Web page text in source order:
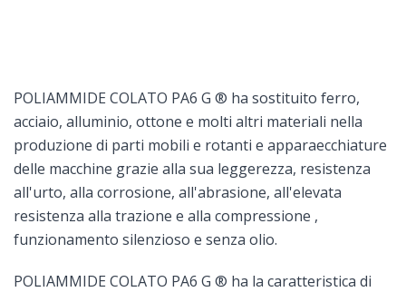
POLIAMMIDE COLATO PA6 G ® ha sostituito ferro,
acciaio, alluminio, ottone e molti altri materiali nella
produzione di parti mobili e rotanti e apparaecchiature
delle macchine grazie alla sua leggerezza, resistenza
all'urto, alla corrosione, all'abrasione, all'elevata
resistenza alla trazione e alla compressione ,
funzionamento silenzioso e senza olio.
POLIAMMIDE COLATO PA6 G ® ha la caratteristica di